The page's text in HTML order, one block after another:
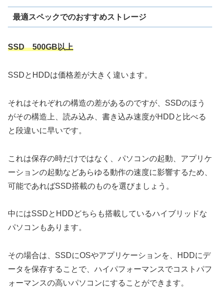
最適スペックでのおすすめストレージ
SSD 500GB以上
SSDとHDDは価格差が大きく違います。
それはそれぞれの構造の差があるのですが、SSDのほう
がその構造上、読み込み、書き込み速度がHDDと比べる
と段違いに早いです。
これは保存の時だけではなく、パソコンの起動、アプリケ
ーションの起動などあらゆる動作の速度に影響するため、
可能であればSSD搭載のものを選びましょう。
中にはSSDとHDDどちらも搭載しているハイブリッドな
パソコンもあります。
その場合は、SSDにOSやアプリケーションを、HDDにデ
ータを保存することで、ハイパフォーマンスでコストパフ
ォーマンスの高いパソコンにすることができます。